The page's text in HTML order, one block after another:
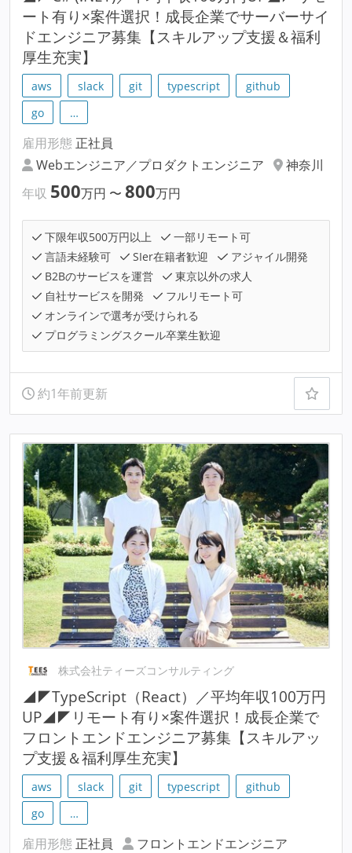
ート有り×案件選択！成長企業でサーバーサイ
ドエンジニア募集【スキルアップ支援＆福利
厚生充実】
aws slack git typescript
github
go
…
雇用形態 正社員
Webエンジニア／プロダクトエンジニア
神奈川
年収 500万円 〜 800万円
下限年収500万円以上
一部リモート可
言語未経験可
SIer在籍者歓迎
アジャイル開発
B2Bのサービスを運営
東京以外の求人
自社サービスを開発
フルリモート可
オンラインで選考が受けられる
プログラミングスクール卒業生歓迎
約1年前更新
株式会社ティーズコンサルティング
◢◤TypeScript（React）／平均年収100万円
UP◢◤リモート有り×案件選択！成長企業で
フロントエンドエンジニア募集【スキルアッ
プ支援＆福利厚生充実】
aws slack git typescript
github
go
…
雇用形態 正社員
フロントエンドエンジニア